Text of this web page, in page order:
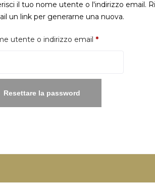
il tuo nome utente o l'indirizzo email.
un link per generarne una nuova.
utente o indirizzo email *Richiesto
Resettare la password